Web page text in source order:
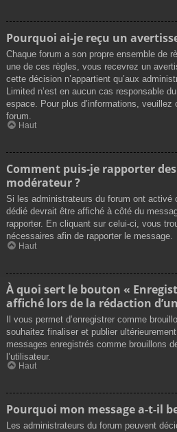
Pourquoi ai-je reçu un
Chaque forum a son propre ensemble de
une de ces règles, vous recevrez un
cette décision n’appartient qu’aux
Limited n’est en aucun cas responsable
espace. Pour plus d’informations,
forum.
Haut
Comment puis-je rapporter
modérateur ?
Si les administrateurs du forum ont activé
dédié devrait être affiché à côté du
rapporter. En cliquant sur celui-ci, vous
nécessaires afin de rapporter le message.
Haut
À quoi sert le bouton «
affiché lors de la rédaction
Il vous permet d’enregistrer comme
souhaitez finaliser et publier
messages enregistrés comme brouillons
l’utilisateur.
Haut
Pourquoi mon message a-t-il
Les administrateurs du forum peuvent